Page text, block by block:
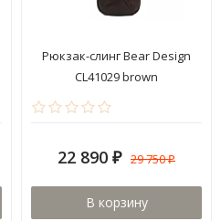
Рюкзак-слинг Bear Design
CL41029 brown
22 890 ₽ 29 750₽
В корзину